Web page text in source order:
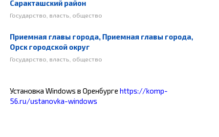
Саракташский район
Государство, власть, общество
Приемная главы города, Приемная главы города,
Орск городской округ
Государство, власть, общество
Установка Windows в Оренбурге https://komp-
56.ru/ustanovka-windows